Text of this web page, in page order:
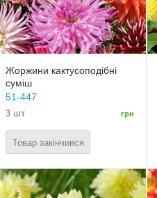
Жоржини кактусоподібні
суміш
51-447
3 шт грн
Товар закінчився